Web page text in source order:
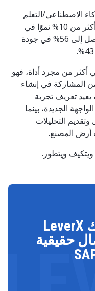
الاصطناعي/التعلم
- أكثر من 10% نموًا في
الربحية لـ 21% من الشركات، وزيادة تصل إلى 56% في جودة
أكثر من مجرد أداة، فهو
المشاركة في إنشاء
يعيد تعريف تجربة
الجديدة، بينما
وتقديم التحليلات
أرض المصنع.
اكتشف كيف تساعدك LeverX
حقيقية